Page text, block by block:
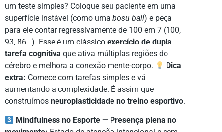
um teste simples? Coloque seu paciente em uma
superfície instável (como uma bosu ball) e peça
para ele contar regressivamente de 100 em 7 (100,
93, 86…). Esse é um clássico exercício de dupla
tarefa cognitiva que ativa múltiplas regiões do
cérebro e melhora a conexão mente-corpo.
Dica
extra: Comece com tarefas simples e vá
aumentando a complexidade. É assim que
construímos neuroplasticidade no treino esportivo.
Mindfulness no Esporte — Presença plena no